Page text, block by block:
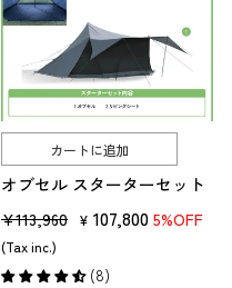
カートに追加
オブセル スターターセット
販
売
価
¥113,960 セ
ル
¥ 107,800 5%OFF
(Tax inc.)
(8)